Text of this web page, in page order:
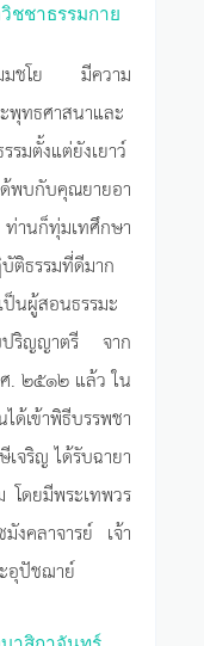
ชชาธรรมกาย
มชโย มีความ
พุทธศาสนาและ
รมตั้งแต่ยังเยาว์
บกับคุณยายอา
นก็ทุ่มเทศึกษา
ติธรรมที่ดีมาก
นผู้สอนธรรมะ
ปริญญาตรี จาก
. ๒๕๑๒ แล้ว ใน
เข้าพิธีบรรพชา
จริญ ได้รับฉายา
โดยมีพระเทพวร
งคลาจารย์ เจ้า
อุปัชฌาย์